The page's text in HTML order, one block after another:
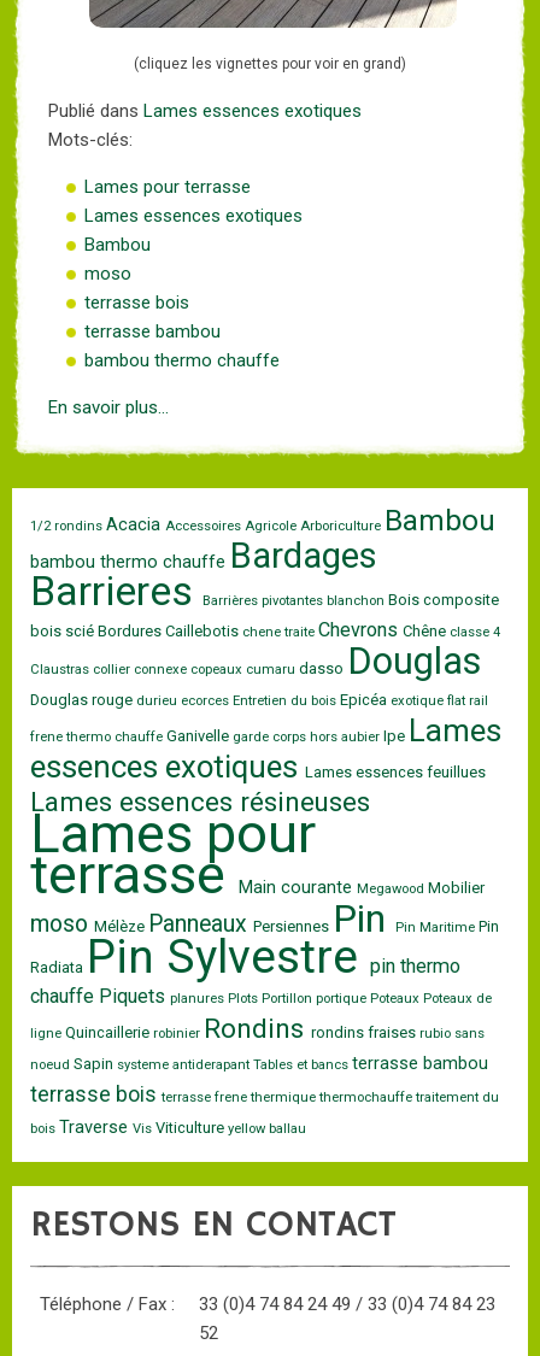
(cliquez les vignettes pour voir en grand)
Publié dans Lames essences exotiques
Mots-clés:
Lames pour terrasse
Lames essences exotiques
Bambou
moso
terrasse bois
terrasse bambou
bambou thermo chauffe
En savoir plus...
1/2 rondins Acacia Accessoires Agricole Arboriculture Bambou
bambou thermo chauffe Bardages
Barrieres Barrières pivotantes blanchon Bois composite
bois scié Bordures Caillebotis chene traite Chevrons Chêne classe 4
Claustras collier connexe copeaux cumaru dasso Douglas
Douglas rouge durieu ecorces Entretien du bois Epicéa exotique flat rail
frene thermo chauffe Ganivelle garde corps hors aubier Ipe Lames
essences exotiques Lames essences feuillues
Lames essences résineuses
Lames pour
terrasse Main courante Megawood Mobilier
moso Mélèze Panneaux Persiennes Pin Pin Maritime Pin
Radiata Pin Sylvestre pin thermo
chauffe Piquets planures Plots Portillon portique Poteaux Poteaux de
ligne Quincaillerie robinier Rondins rondins fraises rubio sans
noeud Sapin systeme antiderapant Tables et bancs terrasse bambou
terrasse boisterrasse frenethermiquethermochauffetraitement du
bois Traverse Vis Viticulture yellow ballau
RESTONS EN CONTACT
Téléphone / Fax :
33 (0)4 74 84 24 49 / 33 (0)4 74 84 23
52